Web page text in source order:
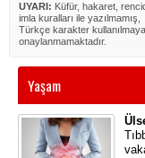
UYARI: Küfür, hakaret,
imla kuralları ile yazılmamış,
Türkçe karakter
onaylanmamaktadır.
Yaşam